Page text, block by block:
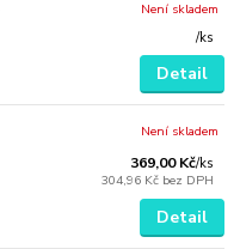
/ks
Není skladem
Detail
369,00 Kč/ks
304,96 Kč bez DPH
Není skladem
Detail